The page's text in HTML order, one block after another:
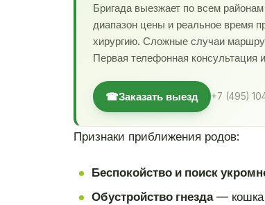
Бригада выезжает по всем
диапазон цены и реальное время
хирургию. Сложные случаи
Первая телефонная
☎Заказать выезд +7 (495)
Признаки приближения родов:
Беспокойство и поиск
Обустройство гнезда— кошка